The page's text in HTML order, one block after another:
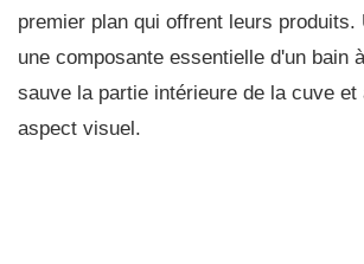
premier plan qui offrent leurs
une composante essentielle d'un bain
sauve la partie intérieure de la cuve et
aspect visuel.